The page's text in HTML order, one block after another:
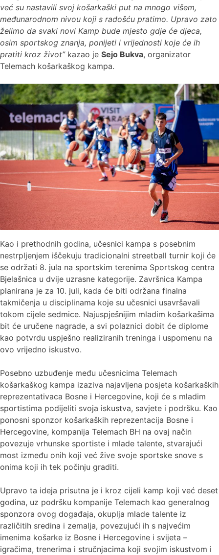
već su nastavili svoj košarkaški put na mnogo višem,
međunarodnom nivou koji s radošću pratimo. Upravo zato
želimo da svaki novi Kamp bude mjesto gdje će djeca,
osim sportskog znanja, ponijeti i vrijednosti koje će ih
pratiti kroz život”kazao je Sejo Bukva, organizator
Telemach košarkaškog kampa.
Kao i prethodnih godina, učesnici kampa s posebnim
nestrpljenjem iščekuju tradicionalni streetball turnir koji će
se održati 8. jula na sportskim terenima Sportskog centra
Bjelašnica u dvije uzrasne kategorije. Završnica Kampa
planirana je za 10. juli, kada će biti održana finalna
takmičenja u disciplinama koje su učesnici usavršavali
tokom cijele sedmice. Najuspješnijim mladim košarkašima
bit će uručene nagrade, a svi polaznici dobit će diplome
kao potvrdu uspješno realiziranih treninga i uspomenu na
ovo vrijedno iskustvo.
Posebno uzbuđenje među učesnicima Telemach
košarkaškog kampa izaziva najavljena posjeta košarkaških
reprezentativaca Bosne i Hercegovine, koji će s mladim
sportistima podijeliti svoja iskustva, savjete i podršku. Kao
ponosni sponzor košarkaških reprezentacija Bosne i
Hercegovine, kompanija Telemach BH na ovaj način
povezuje vrhunske sportiste i mlade talente, stvarajući
most između onih koji već žive svoje sportske snove s
onima koji ih tek počinju graditi.
Upravo ta ideja prisutna je i kroz cijeli kamp koji već deset
godina, uz podršku kompanije Telemach kao generalnog
sponzora ovog događaja, okuplja mlade talente iz
različitih sredina i zemalja, povezujući ih s najvećim
imenima košarke iz Bosne i Hercegovine i svijeta –
igračima, trenerima i stručnjacima koji svojim iskustvom i